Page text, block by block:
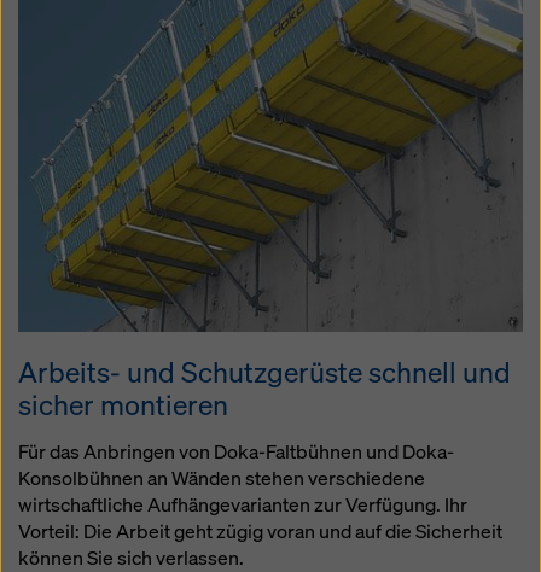
Arbeits- und Schutzgerüste schnell und
sicher montieren
Für das Anbringen von Doka-Faltbühnen und Doka-
Konsolbühnen an Wänden stehen verschiedene
wirtschaftliche Aufhängevarianten zur Verfügung. Ihr
Vorteil: Die Arbeit geht zügig voran und auf die Sicherheit
können Sie sich verlassen.